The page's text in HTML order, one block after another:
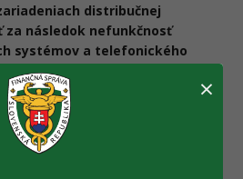
distribučnej
za následok nefunkčnosť
systémov a telefonického
Púchov bude v tomto čase
v obmedzenom režime. Colný
prípadoch v danom čase
×